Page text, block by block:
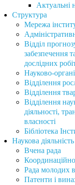
Актуальні
Структура
Мережа
Відділ
забезпечення
дослідних
Науково-
Відділення
Відділення
Відділення
діяльності,
власності
Бібліотека
Наукова діяльність
Вчена рада
Рада молодих
Патенти і